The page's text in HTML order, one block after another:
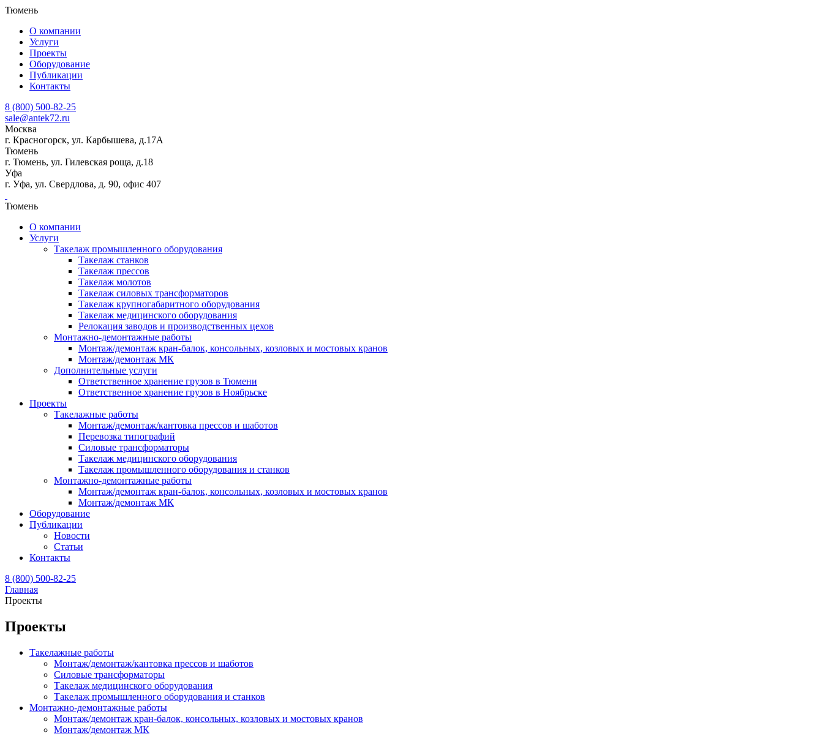
Тюмень
О компании
Услуги
Проекты
Оборудование
Публикации
Контакты
8 (800) 500-82-25
sale@antek72.ru
Москва
г. Красногорск, ул. Карбышева, д.17А
Тюмень
г. Тюмень, ул. Гилевская роща, д.18
Уфа
г. Уфа, ул. Свердлова, д. 90, офис 407
Тюмень
О компании
Услуги
Такелаж промышленного оборудования
Такелаж станков
Такелаж прессов
Такелаж молотов
Такелаж силовых трансформаторов
Такелаж крупногабаритного оборудования
Такелаж медицинского оборудования
Релокация заводов и производственных цехов
Монтажно-демонтажные работы
Монтаж/демонтаж кран-балок, консольных, козловых и мостовых кранов
Монтаж/демонтаж МК
Дополнительные услуги
Ответственное хранение грузов в Тюмени
Ответственное хранение грузов в Ноябрьске
Проекты
Такелажные работы
Монтаж/демонтаж/кантовка прессов и шаботов
Перевозка типографий
Силовые трансформаторы
Такелаж медицинского оборудования
Такелаж промышленного оборудования и станков
Монтажно-демонтажные работы
Монтаж/демонтаж кран-балок, консольных, козловых и мостовых кранов
Монтаж/демонтаж МК
Оборудование
Публикации
Новости
Статьи
Контакты
8 (800) 500-82-25
Главная
Проекты
Проекты
Такелажные работы
Монтаж/демонтаж/кантовка прессов и шаботов
Силовые трансформаторы
Такелаж медицинского оборудования
Такелаж промышленного оборудования и станков
Монтажно-демонтажные работы
Монтаж/демонтаж кран-балок, консольных, козловых и мостовых кранов
Монтаж/демонтаж МК